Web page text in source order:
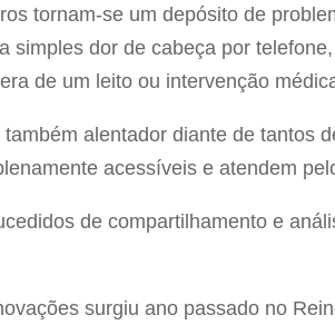
tornam-se um depósito de
simples dor de cabeça por
de um leito ou intervenção
alentador diante de tantos
acessíveis e atendem
de compartilhamento e
surgiu ano passado no